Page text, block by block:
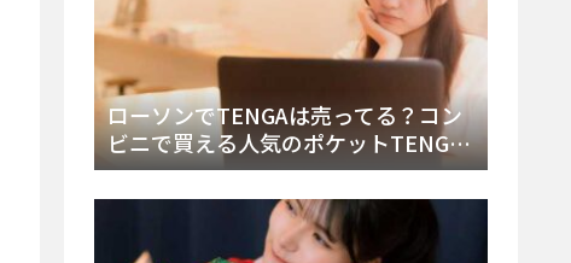
ローソンでTENGAは売ってる？コン
ビニで買える人気のポケットTENGA
とエッグの取り扱い店舗と陳列場所
を徹底解説！